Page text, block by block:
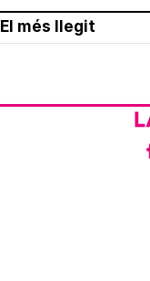
El més llegit